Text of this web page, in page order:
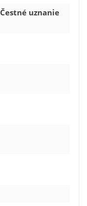
Čestné uznanie